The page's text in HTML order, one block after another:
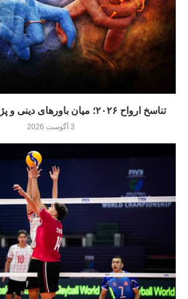
تناسخ ارواح ۲۰۲۶؛ میان باورهای دینی و پژوهش‌های علمی
3 آگوست 2026